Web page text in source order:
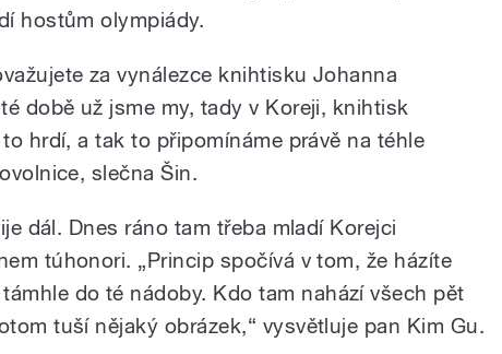
hostům olympiády.
za vynálezce knihtisku Johanna
době už jsme my, tady v Koreji, knihtisk
hrdí, a tak to připomínáme právě na téhle
slečna Šin.
dál. Dnes ráno tam třeba mladí Korejci
túhonori. „Princip spočívá v tom, že házíte
do té nádoby. Kdo tam nahází všech pět
tuší nějaký obrázek,“ vysvětluje pan Kim Gu.